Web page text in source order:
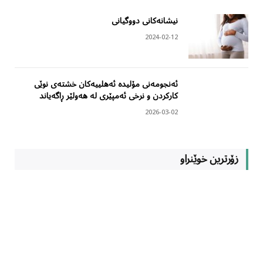
نیشانەکانی دووگیانی
2024-02-12
ئەنجومەنی مۆلیدە ئەهلییەکان خشتەی نوێی
کارکردن و نرخی ئەمپێری لە هەولێر ڕاگەیاند
2026-03-02
زۆرترین خوێنراو